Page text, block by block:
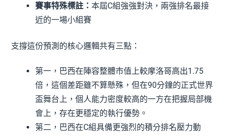
賽事特殊標註：本屆C組強強對決，兩強排名最接
近的一場小組賽
支撐這份預測的核心邏輯共有三點：
第一，巴西在陣容整體市值上較摩洛哥高出1.75
倍，這個差距雖不算懸殊，但在90分鐘的正式世界
盃舞台上，個人能力密度較高的一方在把握局部機
會上，存在更穩定的執行優勢。
第二，巴西在C組具備更強烈的積分排名壓力動